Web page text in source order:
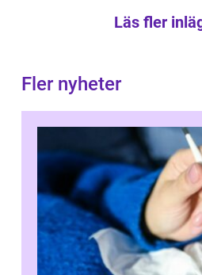
Läs fler
Fler nyheter